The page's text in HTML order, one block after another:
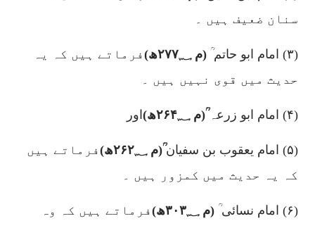
سنان ضعیف ہیں ۔
(۳) امام ابو حاتم ؒ (م۲۷۷؁ھ) فرماتے ہیں کہ یہ
حدیث میں قوی نہیں ہیں ۔
(۴) امام ابو زرعہؒ(م۲۶۴؁ھ) اور
(۵) امام یعقوب بن سفیانؒ(م۲۶۲؁ھ) فرماتے ہیں
کہ یہ حدیث میں کمزور ہیں ۔
(۶) امام نسائی ؒ (م۳۰۳؁ھ) فرماتے ہیں کہ وہ